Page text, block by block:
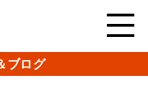
ブログ